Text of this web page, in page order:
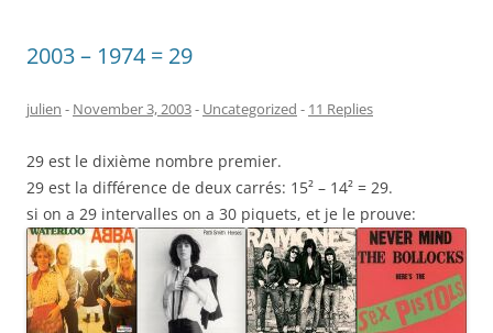
2003 – 1974 = 29
julien - November 3, 2003- Uncategorized - 11 Replies
29 est le dixième nombre premier.
29 est la différence de deux carrés: 15² – 14² = 29.
si on a 29 intervalles on a 30 piquets, et je le prouve: